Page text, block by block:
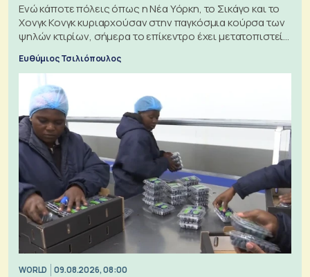
Ενώ κάποτε πόλεις όπως η Νέα Υόρκη, το Σικάγο και το
Χονγκ Κονγκ κυριαρχούσαν στην παγκόσμια κούρσα των
ψηλών κτιρίων, σήμερα το επίκεντρο έχει μετατοπιστεί
Ευθύμιος Τσιλιόπουλος
WORLD 09.08.2026, 08:00